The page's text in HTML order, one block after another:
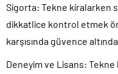
Sigorta: Tekne kiralarken
dikkatlice kontrol etmek
karşısında güvence
Deneyim ve Lisans: Tekne